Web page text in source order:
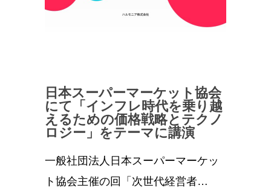
日本スーパーマーケット協会
にて「インフレ時代を乗り越
えるための価格戦略とテクノ
ロジー」をテーマに講演
一般社団法人日本スーパーマーケッ
ト協会主催の回「次世代経営者…